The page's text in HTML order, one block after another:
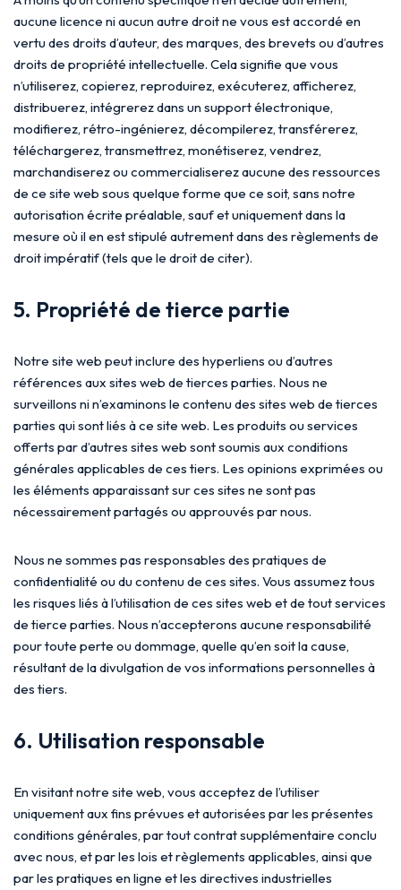
aucune licence ni aucun autre droit ne vous est accordé en
vertu des droits d’auteur, des marques, des brevets ou d’autres
droits de propriété intellectuelle. Cela signifie que vous
n’utiliserez, copierez, reproduirez, exécuterez, afficherez,
distribuerez, intégrerez dans un support électronique,
modifierez, rétro-ingénierez, décompilerez, transférerez,
téléchargerez, transmettrez, monétiserez, vendrez,
marchandiserez ou commercialiserez aucune des ressources
de ce site web sous quelque forme que ce soit, sans notre
autorisation écrite préalable, sauf et uniquement dans la
mesure où il en est stipulé autrement dans des règlements de
droit impératif (tels que le droit de citer).
5. Propriété de tierce partie
Notre site web peut inclure des hyperliens ou d’autres
références aux sites web de tierces parties. Nous ne
surveillons ni n’examinons le contenu des sites web de tierces
parties qui sont liés à ce site web. Les produits ou services
offerts par d’autres sites web sont soumis aux conditions
générales applicables de ces tiers. Les opinions exprimées ou
les éléments apparaissant sur ces sites ne sont pas
nécessairement partagés ou approuvés par nous.
Nous ne sommes pas responsables des pratiques de
confidentialité ou du contenu de ces sites. Vous assumez tous
les risques liés à l’utilisation de ces sites web et de tout services
de tierce parties. Nous n’accepterons aucune responsabilité
pour toute perte ou dommage, quelle qu’en soit la cause,
résultant de la divulgation de vos informations personnelles à
des tiers.
6. Utilisation responsable
En visitant notre site web, vous acceptez de l’utiliser
uniquement aux fins prévues et autorisées par les présentes
conditions générales, par tout contrat supplémentaire conclu
avec nous, et par les lois et règlements applicables, ainsi que
par les pratiques en ligne et les directives industrielles